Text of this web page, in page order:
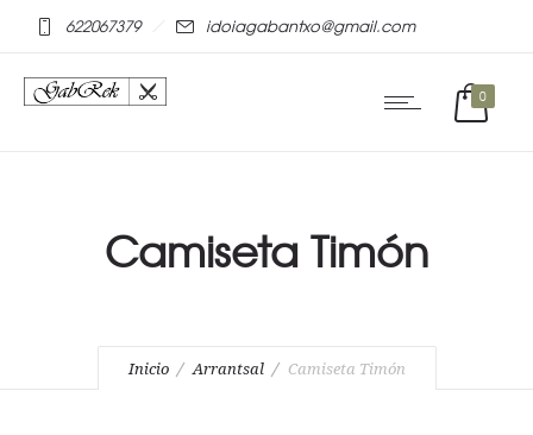
622067379 idoiagabantxo@gmail.com
0
Camiseta Timón
Inicio Arrantsal Camiseta Timón